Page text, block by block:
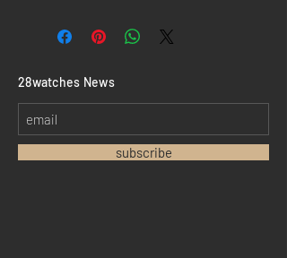
​28watches News
subscribe